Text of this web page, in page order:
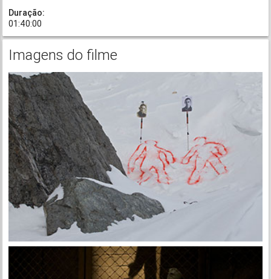
Duração:
01:40:00
Imagens do filme